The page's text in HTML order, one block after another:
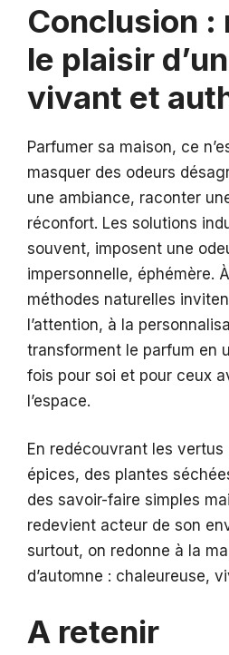
Conclusion :
le plaisir
vivant et
Parfumer sa maison, ce
masquer des odeurs
une ambiance, raconter
réconfort. Les solutions
souvent, imposent une
impersonnelle, éphémère.
méthodes naturelles
l’attention, à la
transforment le parfum en
fois pour soi et pour ceux
l’espace.
En redécouvrant les
épices, des plantes
des savoir-faire simples
redevient acteur de son
surtout, on redonne à la
d’automne : chaleureuse,
A retenir